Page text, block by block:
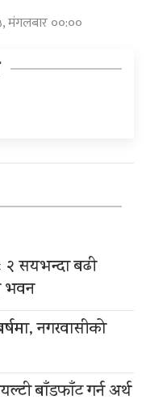
मंगलबार ००:००
२ सयभन्दा बढी
भवन
नगरवासीको
बाँडफाँट गर्न अर्थ